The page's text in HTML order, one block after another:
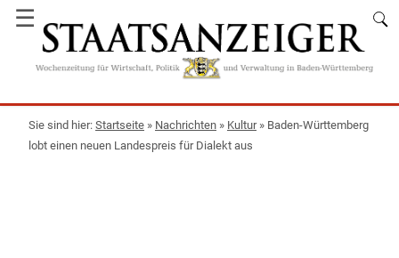
☰
Startseite » Nachrichten » Kultur» Baden-Württemberg
lobt einen neuen Landespreis für Dialekt aus